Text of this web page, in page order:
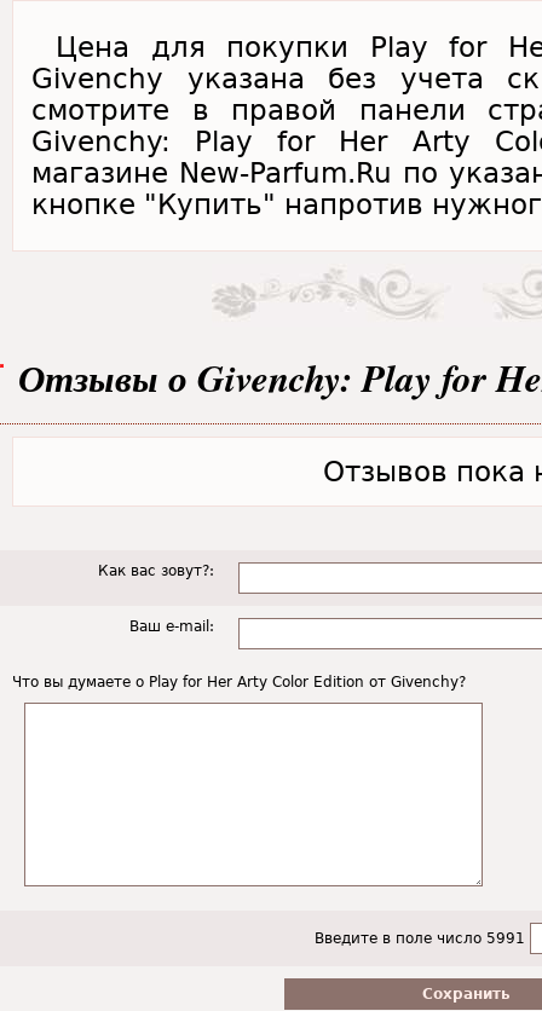
Цена для покупки Play for
Givenchy указана без учета
смотрите в правой панели
Givenchy: Play for Her Arty
магазине New-Parfum.Ru по
кнопке "Купить" напротив
Отзывы о Givenchy: Play for
Отзывов пока
Как вас зовут?:
Ваш e-mail:
Что вы думаете о Play for Her Arty Color Edition от Givenchy?
Введите в поле число 5991